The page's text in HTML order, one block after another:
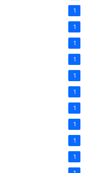
1
1
1
1
1
1
1
1
1
1